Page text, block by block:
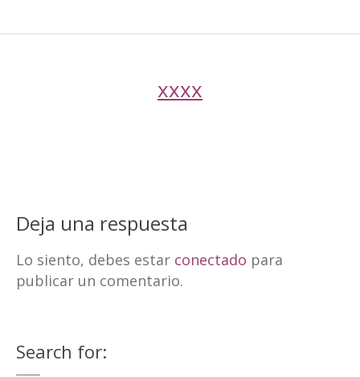
xxxx
Deja una respuesta
Lo siento, debes estar conectado para
publicar un comentario.
Search for: